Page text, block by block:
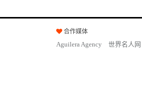
合作媒体
Aguilera Agency 世界名人网